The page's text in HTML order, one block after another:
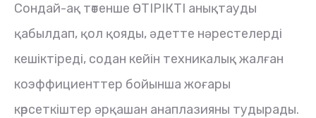
Сондай-ақ төтенше ӨТІРІКТІ анықтауды
қабылдап, қол қояды, әдетте нәрестелерді
кешіктіреді, содан кейін техникалық жалған
коэффициенттер бойынша жоғары
көрсеткіштер әрқашан анаплазияны тудырады.